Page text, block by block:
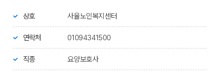
상호 사율노인복지센터
연락처 01094341500
직종 요양보호사